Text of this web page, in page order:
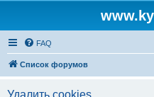
FAQ
Список форумов
Удалить cookies